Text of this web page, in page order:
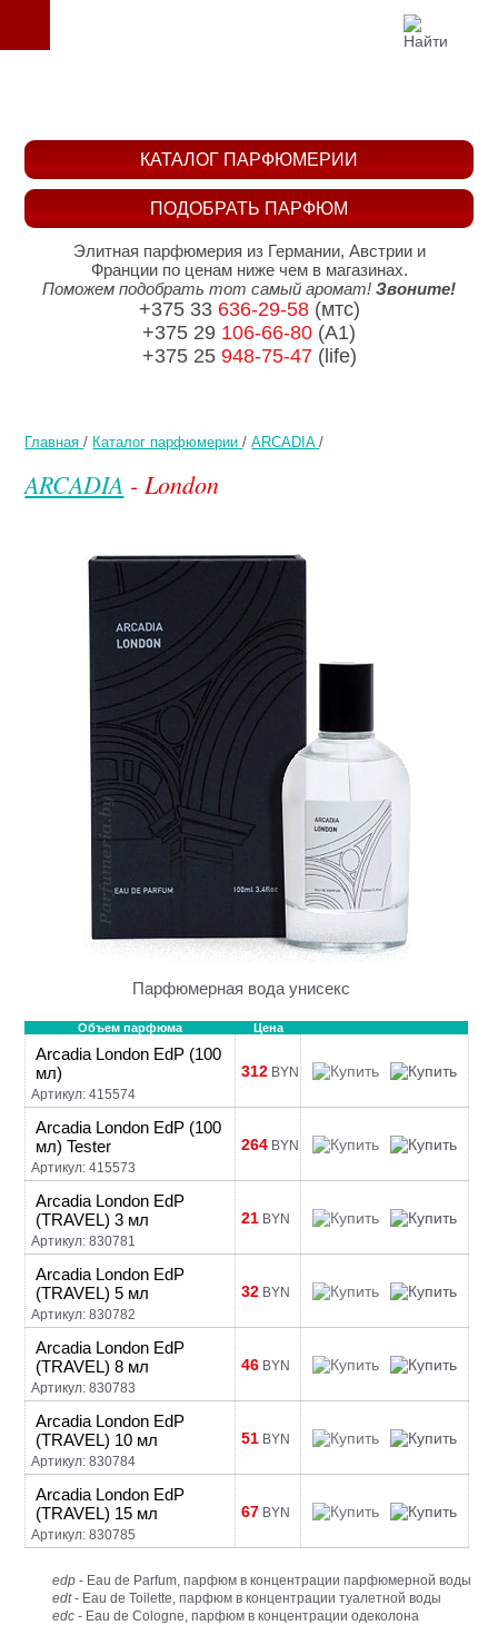
Главная / Каталог парфюмерии /ARCADIA /
ARCADIA - London
Парфюмерная вода унисекс
Объем парфюма Цена
Arcadia London EdP (100
мл)
Артикул: 415574
312 BYN
Arcadia London EdP (100
мл) Tester
Артикул: 415573
264 BYN
Arcadia London EdP
(TRAVEL) 3 мл
Артикул: 830781
21 BYN
Arcadia London EdP
(TRAVEL) 5 мл
Артикул: 830782
32 BYN
Arcadia London EdP
(TRAVEL) 8 мл
Артикул: 830783
46 BYN
Arcadia London EdP
(TRAVEL) 10 мл
Артикул: 830784
51 BYN
Arcadia London EdP
(TRAVEL) 15 мл
Артикул: 830785
67 BYN
edp - Eau de Parfum, парфюм в концентрации парфюмерной воды
edt- Eau de Toilette, парфюм в концентрации туалетной воды
edc - Eau de Cologne, парфюм в концентрации одеколона
ПОДОБРАТЬ ПАРФЮМ
КАТАЛОГ ПАРФЮМЕРИИ
Элитная парфюмерия из Германии, Австрии и
Франции по ценам ниже чем в магазинах.
Поможем подобрать тот самый аромат! Звоните!
+375 33 636-29-58(мтс)
+375 29 106-66-80 (A1)
+375 25 948-75-47(life)